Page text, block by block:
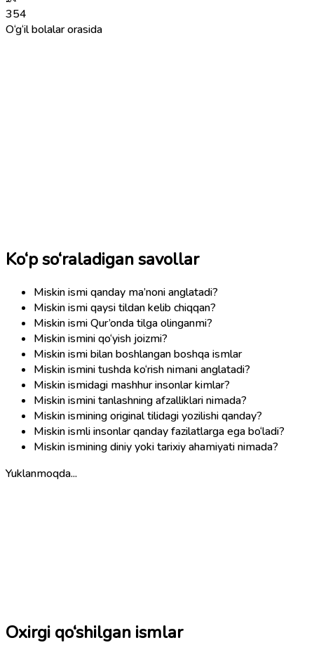
354
O‘g‘il bolalar orasida
Ko‘p so‘raladigan savollar
Miskin ismi qanday ma’noni anglatadi?
Miskin ismi qaysi tildan kelib chiqqan?
Miskin ismi Qur’onda tilga olinganmi?
Miskin ismini qo‘yish joizmi?
Miskin ismi bilan boshlangan boshqa ismlar
Miskin ismini tushda ko‘rish nimani anglatadi?
Miskin ismidagi mashhur insonlar kimlar?
Miskin ismini tanlashning afzalliklari nimada?
Miskin ismining original tilidagi yozilishi qanday?
Miskin ismli insonlar qanday fazilatlarga ega bo‘ladi?
Miskin ismining diniy yoki tarixiy ahamiyati nimada?
Yuklanmoqda...
Oxirgi qo‘shilgan ismlar